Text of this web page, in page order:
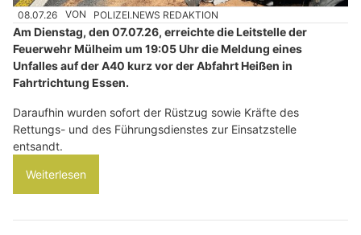
08.07.26 VON POLIZEI.NEWS REDAKTION
Am Dienstag, den 07.07.26, erreichte die Leitstelle der
Feuerwehr Mülheim um 19:05 Uhr die Meldung eines
Unfalles auf der A40 kurz vor der Abfahrt Heißen in
Fahrtrichtung Essen.
Daraufhin wurden sofort der Rüstzug sowie Kräfte des
Rettungs- und des Führungsdienstes zur Einsatzstelle
entsandt.
Weiterlesen